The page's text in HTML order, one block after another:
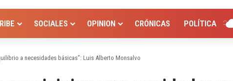
SOCIALES OPINION CRÓNICAS POLÍTICA
a necesidades básicas”: Luis Alberto Monsalvo